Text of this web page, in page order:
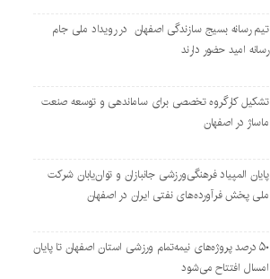
تیم رسانه بسیج سازندگی اصفهان در رویداد ملی جام
رسانه امید حضور دارند
تشکیل کارگروه تخصصی برای ساماندهی و توسعه صنعت
ماساژ در اصفهان
پایان المپیاد فرهنگی‌ورزشی جانبازان و توان‌یابان شرکت
ملی پخش فرآورده‌های نفتی ایران در اصفهان
۵۰ درصد پروژه‌های نیمه‌تمام ورزشی استان اصفهان تا پایان
امسال افتتاح می‌شود